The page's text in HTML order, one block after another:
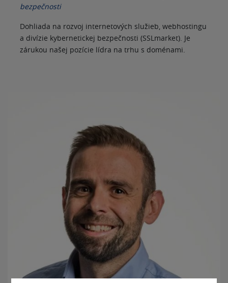
bezpečnosti
Dohliada na rozvoj internetových služieb, webhostingu
a divízie kybernetickej bezpečnosti (SSLmarket). Je
zárukou našej pozície lídra na trhu s doménami.